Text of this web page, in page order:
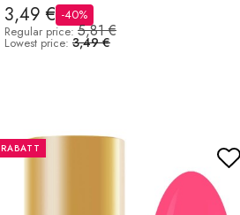
3,49 € -40%
Regular price:5,81 €
Lowest price: 3,49 €
RABATT